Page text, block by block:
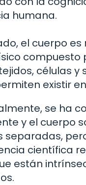
humana.
el cuerpo es
compuesto
células y
existir
se ha
y el cuerpo
separadas,
científica
están